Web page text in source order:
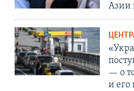
Азии
— о
и его